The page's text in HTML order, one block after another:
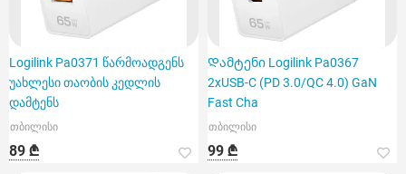
Logilink Pa0371 წარმოადგენს
უახლესი თაობის კედლის
დამტენს
თბილისი
89 ₾
Დამტენი Logilink Pa0367
2xUSB-C (PD 3.0/QC 4.0) GaN
Fast Cha
თბილისი
99 ₾